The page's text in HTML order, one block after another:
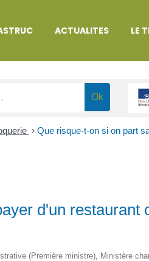
ACTUALITES LE
> Que risque-t-on si on part
d'un restaurant
(Première ministre), Ministère